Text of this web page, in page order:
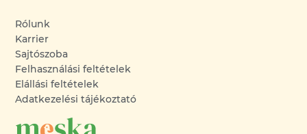
Rólunk
Karrier
Sajtószoba
Felhasználási feltételek
Elállási feltételek
Adatkezelési tájékoztató